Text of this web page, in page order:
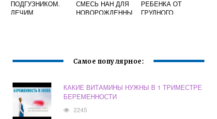
ПОДГУЗНИКОМ.
ЛЕЧИМ
СМЕСЬ НАН ДЛЯ
НОВОРОЖДЕННЫ
РЕБЕНКА ОТ
ГРУДНОГО
Самое популярное:
КАКИЕ ВИТАМИНЫ НУЖНЫ В 1 ТРИМЕСТРЕ
БЕРЕМЕННОСТИ
2245